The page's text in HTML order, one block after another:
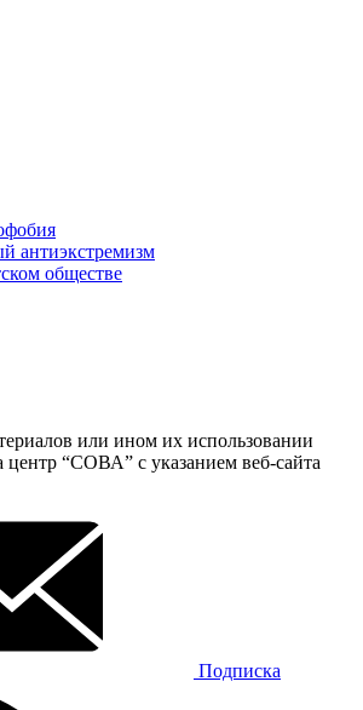
антиэкстремизм
обществе
или ином их использовании
центр “СОВА” с указанием веб-сайта
Подписка